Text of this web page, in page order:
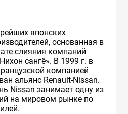
японских
основанная в
слияния компаний
сангё». В 1999 г. в
компанией
альянс Renault-Nissan.
Nissan занимает одну из
на мировом рынке по